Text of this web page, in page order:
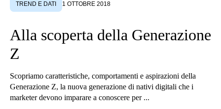
TREND E DATI 1 OTTOBRE 2018
Alla scoperta della Generazione
Z
Scopriamo caratteristiche, comportamenti e aspirazioni della
Generazione Z, la nuova generazione di nativi digitali che i
marketer devono imparare a conoscere per ...